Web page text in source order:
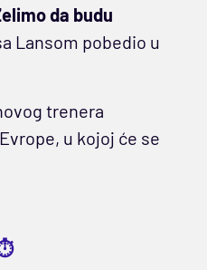
da budu
Lansom pobedio u
trenera
u kojoj će se